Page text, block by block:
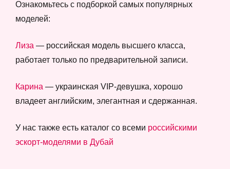
Ознакомьтесь с подборкой самых популярных
моделей:
Лиза — российская модель высшего класса,
работает только по предварительной записи.
Карина — украинская VIP-девушка, хорошо
владеет английским, элегантная и сдержанная.
У нас также есть каталог со всеми российскими
эскорт-моделями в Дубай